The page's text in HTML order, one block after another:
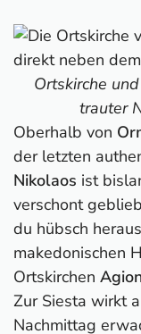
Ortskirche
trauter
Oberhalb von
der letzten
Nikolaos ist
verschont
du hübsch
makedonischen
Ortskirchen
Zur Siesta wirkt
Nachmittag